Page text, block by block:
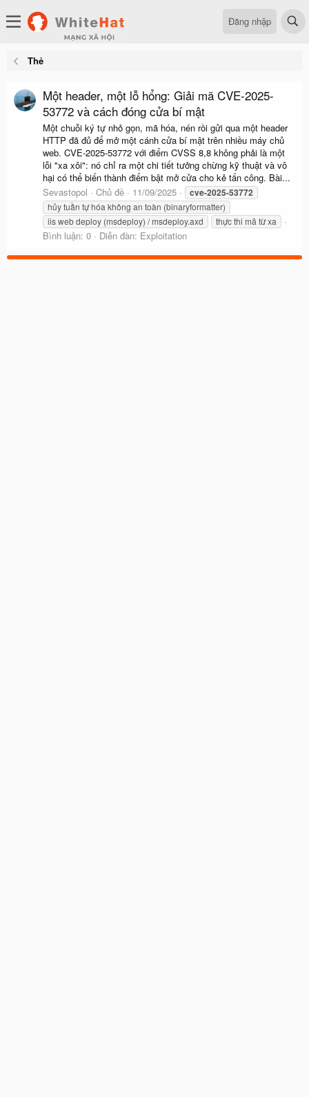
Đăng nhập
Thẻ
Một header, một lỗ hổng: Giải mã CVE-2025-
53772 và cách đóng cửa bí mật
Một chuỗi ký tự nhỏ gọn, mã hóa, nén rồi gửi qua một header
HTTP đã đủ để mở một cánh cửa bí mật trên nhiều máy chủ
web. CVE-2025-53772 với điểm CVSS 8,8 không phải là một
lỗi "xa xôi": nó chỉ ra một chi tiết tưởng chừng kỹ thuật và vô
hại có thể biến thành điểm bật mở cửa cho kẻ tấn công. Bài...
Sevastopol
Chủ đề 11/09/2025 cve-2025-53772
hủy tuần tự hóa không an toàn (binaryformatter)
iis web deploy (msdeploy) / msdeploy.axd
thực thi mã từ xa
Bình luận: 0 Diễn đàn: Exploitation